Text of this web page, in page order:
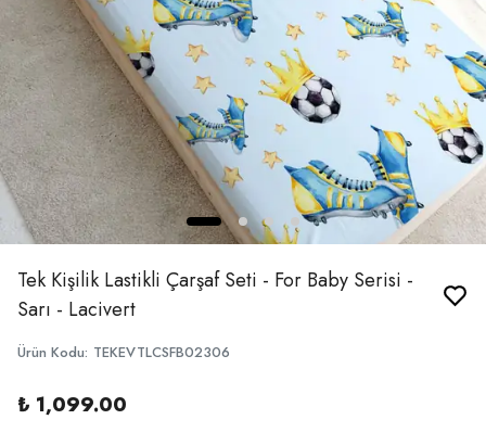
Tek Kişilik Lastikli Çarşaf Seti - For Baby Serisi -
Sarı - Lacivert
Ürün Kodu: TEKEVTLCSFB02306
₺ 1,099.00